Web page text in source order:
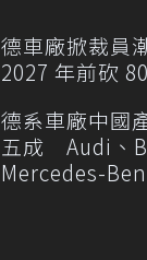
德車廠掀裁員
2027 年前砍
德系車廠中國
五成 Audi、
Mercedes-